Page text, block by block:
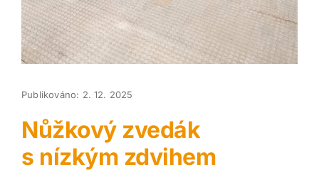
Publikováno: 2. 12. 2025
Nůžkový zvedák
s nízkým zdvihem